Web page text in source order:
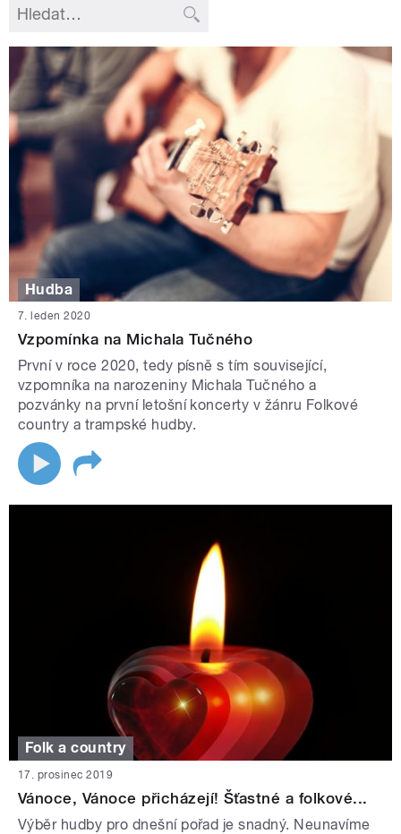
Hudba
7. leden 2020
Vzpomínka na Michala Tučného
První v roce 2020, tedy písně s tím související,
vzpomníka na narozeniny Michala Tučného a
pozvánky na první letošní koncerty v žánru Folkové
country a trampské hudby.
Folk a country
17. prosinec 2019
Vánoce, Vánoce přicházejí! Šťastné a folkové...
Výběr hudby pro dnešní pořad je snadný. Neunavíme